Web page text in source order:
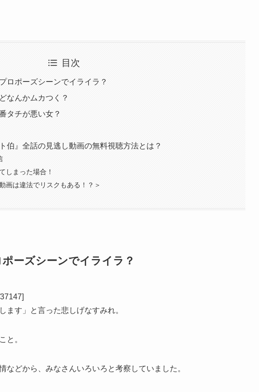
目次
ロポーズシーンでイライラ？
なんかムカつく？
タチが悪い女？
伯』全話の見逃し動画の無料視聴方法とは？
しまった場合！
画は違法でリスクもある！？＞
ーズシーンでイライラ？
ます」と言った悲しげなすみれ。
と。
などから、みなさんいろいろと考察していました。